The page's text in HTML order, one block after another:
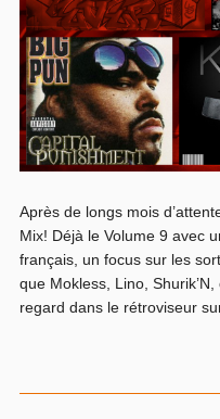
Après de longs mois
Mix! Déjà le Volume 9 avec
français, un focus sur les
que Mokless, Lino,
regard dans le rétroviseur